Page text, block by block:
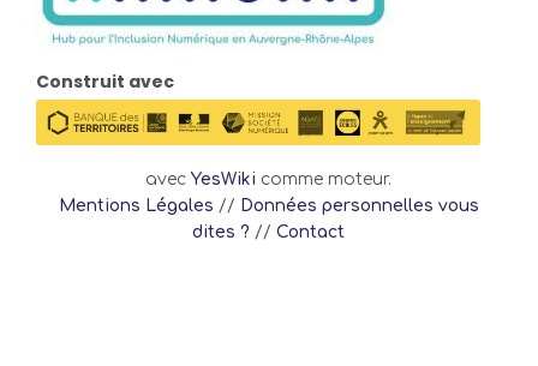
Construit avec
avecYesWiki comme moteur.
Mentions Légales // Données personnelles vous
dites ? //Contact